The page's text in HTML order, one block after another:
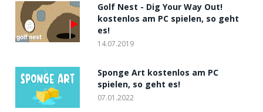
Golf Nest - Dig Your Way Out!
kostenlos am PC spielen, so geht
es!
14.07.2019
Sponge Art kostenlos am PC
spielen, so geht es!
07.01.2022